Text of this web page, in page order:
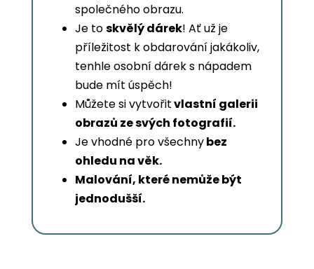
společného obrazu.
Je toskvělý dárek! Ať už je
příležitost k obdarování jakákoliv,
tenhle osobní dárek s nápadem
bude mít úspěch!
Můžete si vytvořitvlastní galerii
obrazů ze svých fotografií.
Je vhodné pro všechnybez
ohledu na věk.
Malování, které nemůže být
jednodušší.